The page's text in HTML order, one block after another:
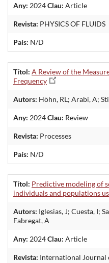
Any: 2024Clau: Article
Revista: PHYSICS OF FLUIDS
País: N/D
Títol: A Review of the
Frequency
Autors: Höhn, RL; Arabi, A;
Any: 2024Clau: Review
Revista: Processes
País: N/D
Títol: Predictive modeling of
individuals and populations
Autors: Iglesias, J; Cuesta, I;
Fabregat, A
Any: 2024Clau: Article
Revista: International Journal